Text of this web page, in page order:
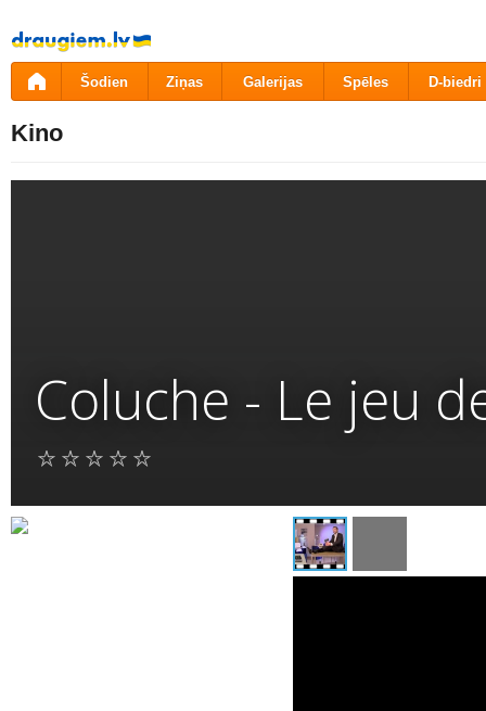
Pāriet
uz
saturu
Šodien Ziņas Galerijas Spēles D-biedri
Kino
Coluche - Le jeu